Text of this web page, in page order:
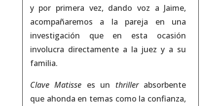
y por primera vez, dando voz a Jaime,
acompañaremos a la pareja en una
investigación que en esta ocasión
involucra directamente a la juez y a su
familia.
Clave Matisse es un thrillerabsorbente
que ahonda en temas como la confianza,